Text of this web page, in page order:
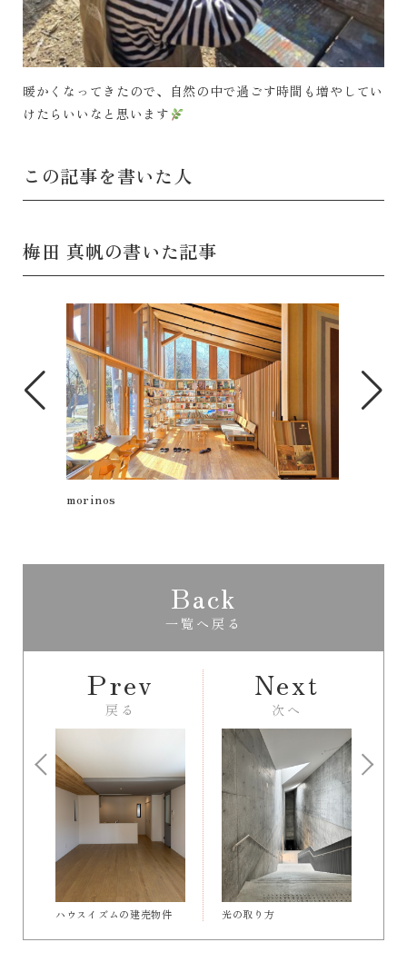
暖かくなってきたので、自然の中で過ごす時間も増やしてい
けたらいいなと思います
この記事を書いた人
梅田 真帆の書いた記事
芸術の秋！陶芸体験
Prev
戻る
ハウスイズムの建売物件
Back
一覧へ戻る
光の取り方
Next
次へ